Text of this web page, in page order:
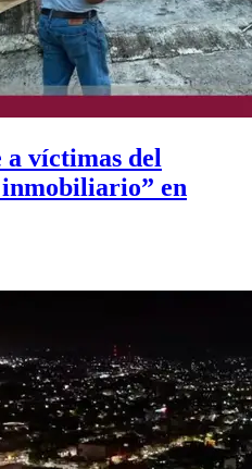
víctimas del
en